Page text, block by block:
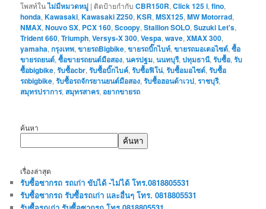
โพสท์ในไม่มีหมวดหมู่ | ติดป้ายกำกับ CBR150R,Click 125 i,fino,
honda,Kawasaki,Kawasaki Z250,KSR,MSX125,MW Motorrad,
NMAX,Nouvo SX, PCX 160,Scoopy,Stallion SOLO,Suzuki Let's,
Trident 660,Triumph,Versys-X 300,Vespa,wave,XMAX 300,
yamaha,กรุงเทพ,ขายรถBigbike,ขายรถบิ๊กไบท์,ขายรถมอเตอไซต์,ซื้อ
ขายรถยนต์,ซื้อขายรถยนต์มือสอง,นครปฐม,นนทบุรี,ปทุมธานี,รับซื้อ,รับ
ซื้อbigbike,รับซื้อcbr,รับซื้อบิ๊กไบค์,รับซื้อฟิโน่,รับซื้อมอไซต์,รับซื้อ
รถbigbike,รับซื้อรถจักรยานยนต์มือสอง,รับซื้อฮอนด้าเวป,ราชบุรี,
สมุทรปราการ, สมุทรสาคร, อยากขายรถ
ค้นหา
ค้นหา
เรื่องล่าสุด
รับซื้อซากรถ รถเก่า ขับได้ -ไม่ได้ โทร.0818805531
รับซื้อซากรถ รับซื้อรถเก่า และอื่นๆ โทร. 0818805531